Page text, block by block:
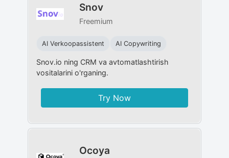
Snov
Freemium
AI Verkoopassistent AI Copywriting
Snov.io ning CRM va avtomatlashtirish
vositalarini o'rganing.
Try Now
Ocoya